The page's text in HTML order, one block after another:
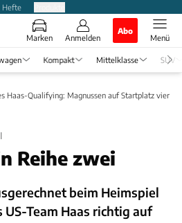
Hefte
Marken Anmelden
Abo
Menü
Kompakt Mittelklasse SUV
Haas-Qualifying: Magnussen auf Startplatz vier
Reihe zwei
beim Heimspiel
Team Haas richtig auf